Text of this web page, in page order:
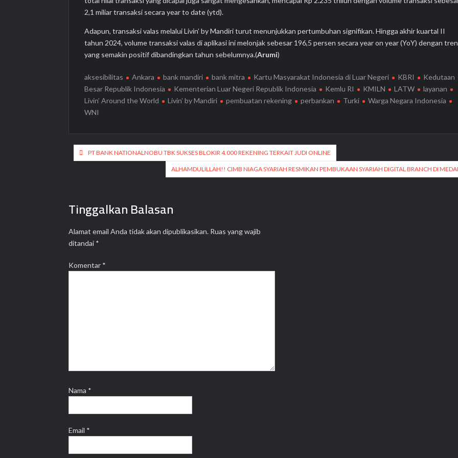
2,1 miliar transaksi secara year to date (ytd).
Adapun, transaksi valas melalui Livin’ by Mandiri turut menunjukkan pertumbuhan signifikan. Hingga akhir kuartal II
tahun 2024, volume transaksi valas di aplikasi ini melonjak sebesar 196,5 persen secara year on year (YoY) dengan tren
yang semakin positif dibandingkan tahun sebelumnya.(Arumi)
aksesibilitas Ankara bank mandiri bank mitra Kartu Masyarakat Indonesia di Luar Negeri KBRI
Kedutaan
Besar Republik Indonesia
Kementerian Luar Negeri Republik Indonesia Kemlu RI KMILN LATW
layanan
Livin’ Around the World
Livin’ by Mandiri pembuatan rekening perbankan Turki
Warga Negara Indonesia
WNI
Navigasi
pos
PT BANK NATIONALNOBU TBK SUKSES BLOKIR 4.000 REKENING TERKAIT JUDI ONLINE
ALHAMDULILLAH!! CIMB NIAGA SYARIAH RESMIKAN PEMBUKAAN SYARIAH DIGITAL BRANCH DI
Tinggalkan Balasan
Alamat email Anda tidak akan dipublikasikan. Ruas yang wajib
ditandai *
Komentar *
Nama *
Email *